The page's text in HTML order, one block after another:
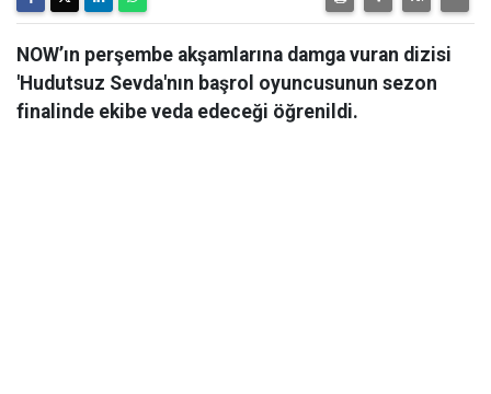
NOW’ın perşembe akşamlarına damga vuran dizisi
'Hudutsuz Sevda'nın başrol oyuncusunun sezon
finalinde ekibe veda edeceği öğrenildi.